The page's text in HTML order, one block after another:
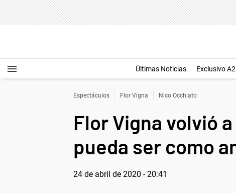
Últimas Noticias Exclusivo
Espectáculos Flor Vigna Nico Occhiato
Flor Vigna volvió
pueda ser como
24 de abril de 2020 - 20:41